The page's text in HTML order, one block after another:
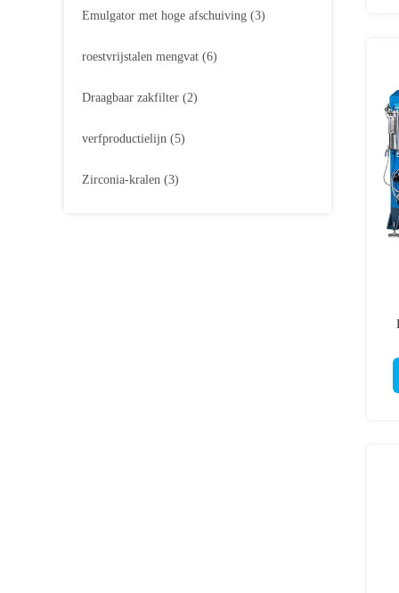
Emulgator met hoge afschuiving (3)
roestvrijstalen mengvat (6)
Draagbaar zakfilter (2)
verfproductielijn (5)
Zirconia-kralen (3)